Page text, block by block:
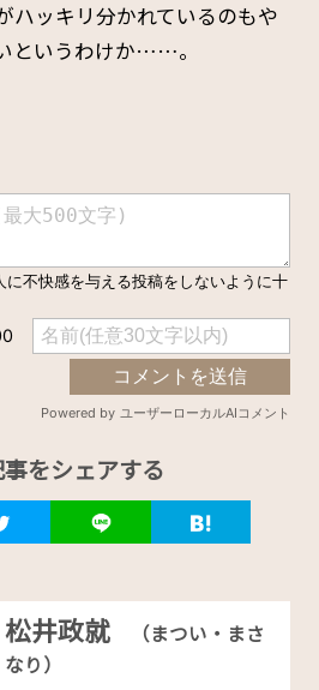
ハッキリ分かれているのもや
というわけか……。
をシェアする
松井政就
（まつい・まさ
なり）